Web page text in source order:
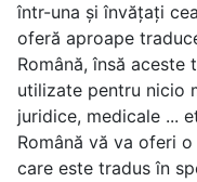
într-una și învățați
oferă aproape
Română, însă
utilizate pentru nicio
juridice, medicale ...
Română vă va oferi
care este tradus în